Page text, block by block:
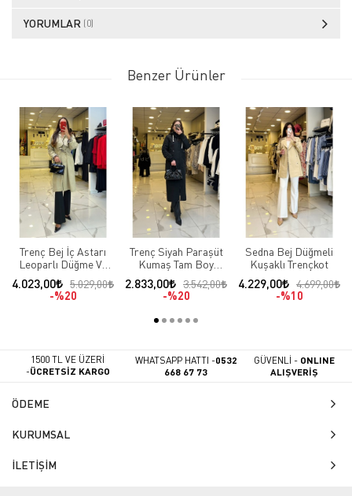
YORUMLAR (0)
Benzer Ürünler
Trenç Bej İç Astarı
Leoparlı Düğme Ve
Cep Detaylı Trençkot
4.023,00
5.029,00
%20
Trenç Siyah Paraşüt
Kumaş Tam Boy
Trençkot
2.833,00
3.542,00
%20
Sedna Bej Düğmeli
Kuşaklı Trençkot
4.229,00
4.699,00
%10
1500 TL VE ÜZERİ
-ÜCRETSİZ KARGO
WHATSAPP HATTI -0532
668 67 73
GÜVENLİ - ONLINE
ALIŞVERİŞ
ÖDEME
KURUMSAL
İLETİŞİM